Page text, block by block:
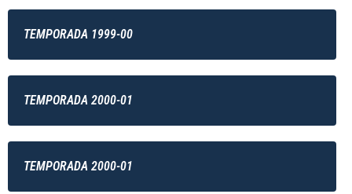
TEMPORADA 1999-00
TEMPORADA 2000-01
TEMPORADA 2000-01